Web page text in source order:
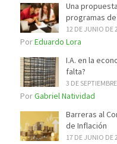
Una
programas
12 DE JUNIO DE
PorEduardo Lora
I.A. en la
falta?
3 DE
PorGabriel Natividad
Barreras al
de Inflación
17 DE JUNIO DE